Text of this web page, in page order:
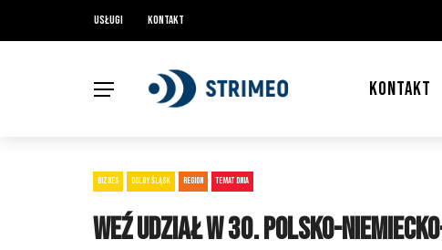
Usługi Kontakt
KONTAKT
BIZNES DOLNY ŚLĄSK REGION TEMAT DNIA
Weź udział w 30. Polsko-